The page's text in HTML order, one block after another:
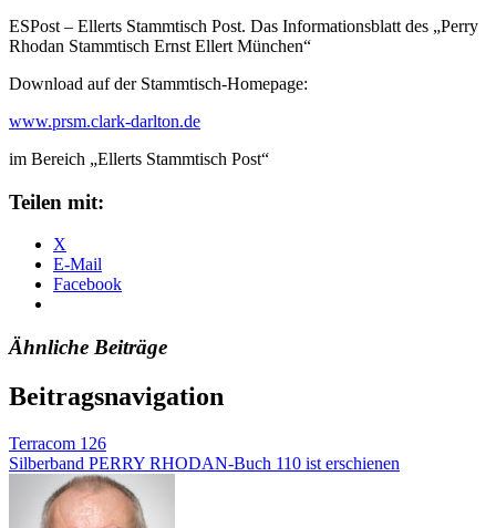
ESPost – Ellerts Stammtisch Post. Das Informationsblatt des „Perry
Rhodan Stammtisch Ernst Ellert München“
Download auf der Stammtisch-Homepage:
www.prsm.clark-darlton.de
im Bereich „Ellerts Stammtisch Post“
Teilen mit:
X
E-Mail
Facebook
Ähnliche Beiträge
Beitragsnavigation
Terracom 126
Silberband PERRY RHODAN-Buch 110 ist erschienen